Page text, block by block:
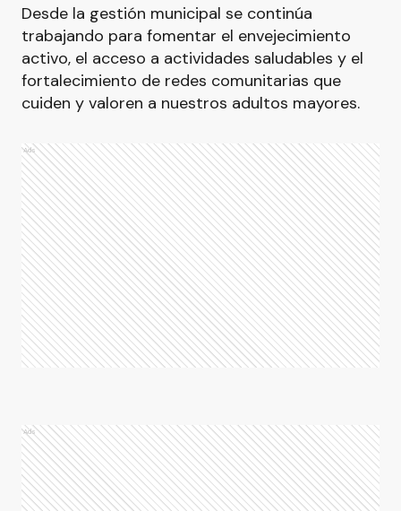
Desde la gestión municipal se continúa
trabajando para fomentar el envejecimiento
activo, el acceso a actividades saludables y el
fortalecimiento de redes comunitarias que
cuiden y valoren a nuestros adultos mayores.
Ads
Ads